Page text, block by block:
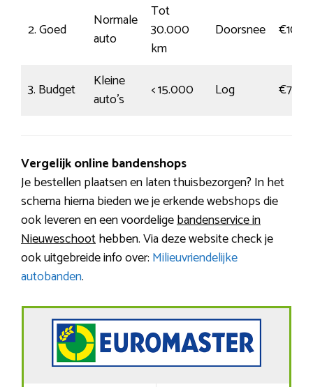
2. Goed
Normale
auto
Tot
30.000
km
Doorsnee €108
3. Budget
Kleine
auto’s
< 15.000 Log €72
Vergelijk online bandenshops
Je bestellen plaatsen en laten thuisbezorgen? In het
schema hierna bieden we je erkende webshops die
ook leveren en een voordeligebandenservice in
Nieuweschoothebben. Via deze website check je
ook uitgebreide info over: Milieuvriendelijke
autobanden.